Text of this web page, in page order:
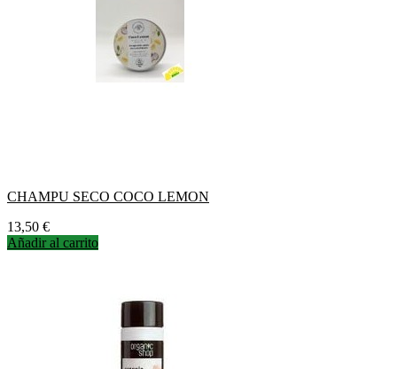
CHAMPU SECO COCO LEMON
Precio
13,50 €
Añadir al carrito